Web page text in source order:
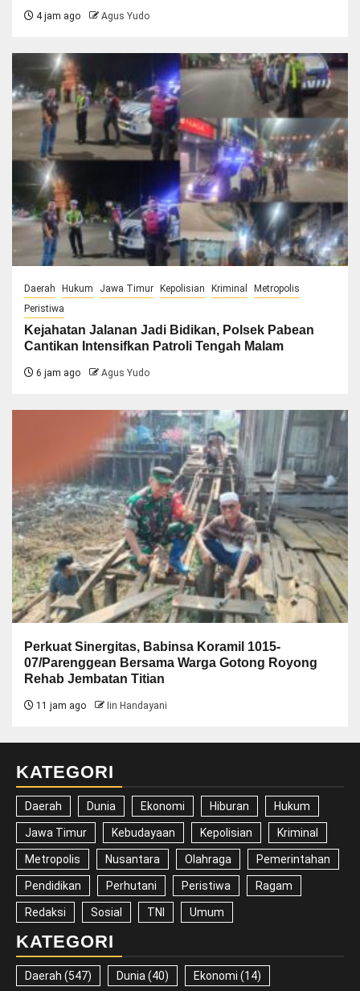
4 jam ago Agus Yudo
Daerah Hukum Jawa Timur Kepolisian Kriminal
Metropolis
Peristiwa
Kejahatan Jalanan Jadi Bidikan, Polsek Pabean
Cantikan Intensifkan Patroli Tengah Malam
6 jam ago Agus Yudo
Perkuat Sinergitas, Babinsa Koramil 1015-
07/Parenggean Bersama Warga Gotong Royong
Rehab Jembatan Titian
11 jam ago Iin Handayani
KATEGORI
Daerah Dunia Ekonomi Hiburan Hukum
Jawa Timur Kebudayaan Kepolisian Kriminal
Metropolis Nusantara Olahraga Pemerintahan
Pendidikan Perhutani Peristiwa Ragam
Redaksi Sosial TNI Umum
KATEGORI
Daerah (547) Dunia (40) Ekonomi (14)